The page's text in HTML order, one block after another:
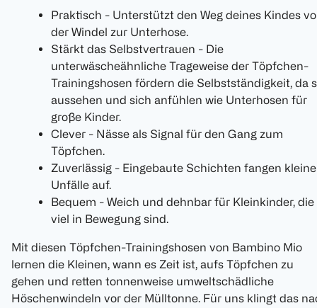
Praktisch - Unterstützt den Weg deines Kindes
der Windel zur Unterhose.
Stärkt das Selbstvertrauen - Die
unterwäscheähnliche Trageweise der Töpfchen-
Trainingshosen fördern die Selbstständigkeit, da
aussehen und sich anfühlen wie Unterhosen für
große Kinder.
Clever - Nässe als Signal für den Gang zum
Töpfchen.
Zuverlässig - Eingebaute Schichten fangen kleine
Unfälle auf.
Bequem - Weich und dehnbar für Kleinkinder, die
viel in Bewegung sind.
Mit diesen Töpfchen-Trainingshosen von Bambino Mio
lernen die Kleinen, wann es Zeit ist, aufs Töpfchen zu
gehen und retten tonnenweise umweltschädliche
Höschenwindeln vor der Mülltonne. Für uns klingt das